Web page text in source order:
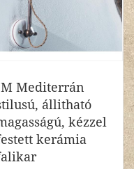
Mediterrán
állitható
kézzel
kerámia